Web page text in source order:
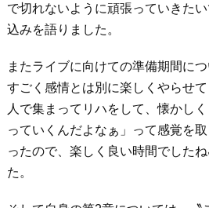
で切れないように頑張っていきた
込みを語りました。
またライブに向けての準備期間に
すごく感情とは別に楽しくやらせ
人で集まってリハをして、懐かし
っていくんだよなぁ」って感覚を
ったので、楽しく良い時間でした
た。